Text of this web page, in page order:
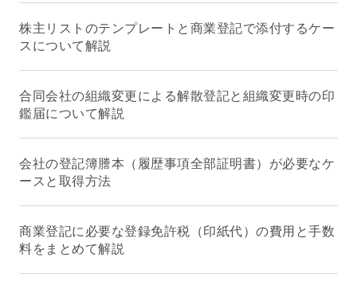
株主リストのテンプレートと商業登記で添付するケー
スについて解説
合同会社の組織変更による解散登記と組織変更時の印
鑑届について解説
会社の登記簿謄本（履歴事項全部証明書）が必要なケ
ースと取得方法
商業登記に必要な登録免許税（印紙代）の費用と手数
料をまとめて解説